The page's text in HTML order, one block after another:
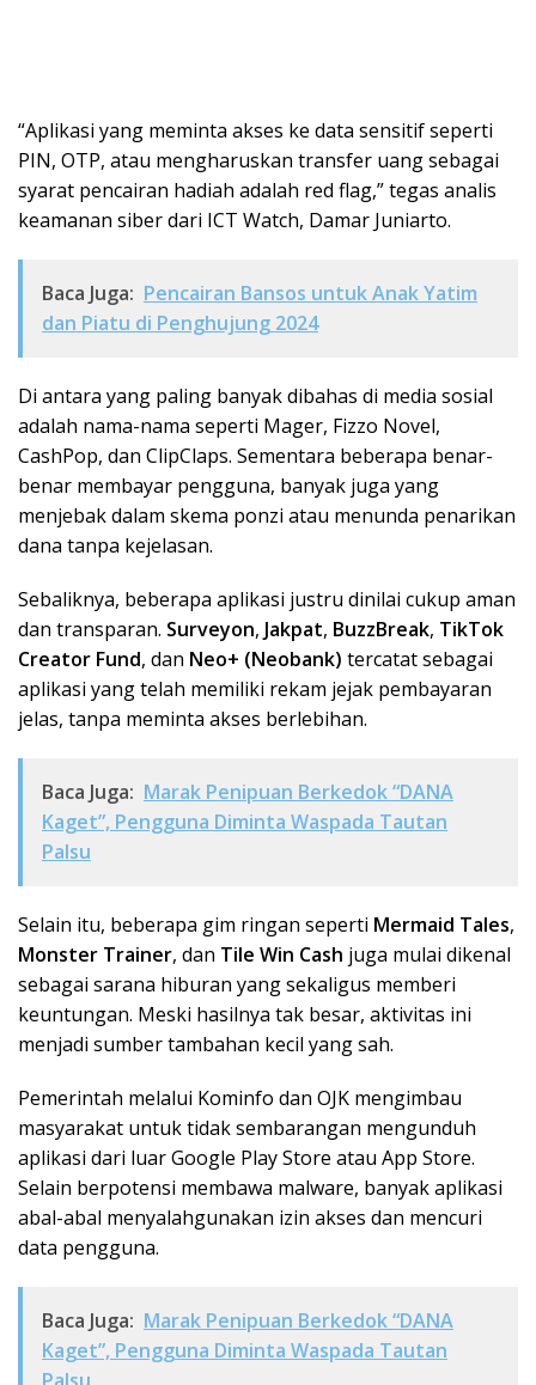
“Aplikasi yang meminta akses ke data sensitif seperti
PIN, OTP, atau mengharuskan transfer uang sebagai
syarat pencairan hadiah adalah red flag,” tegas analis
keamanan siber dari ICT Watch, Damar Juniarto.
Baca Juga: Pencairan Bansos untuk Anak Yatim
dan Piatu di Penghujung 2024
Di antara yang paling banyak dibahas di media sosial
adalah nama-nama seperti Mager, Fizzo Novel,
CashPop, dan ClipClaps. Sementara beberapa benar-
benar membayar pengguna, banyak juga yang
menjebak dalam skema ponzi atau menunda penarikan
dana tanpa kejelasan.
Sebaliknya, beberapa aplikasi justru dinilai cukup aman
dan transparan. Surveyon, Jakpat, BuzzBreak, TikTok
Creator Fund, dan Neo+ (Neobank) tercatat sebagai
aplikasi yang telah memiliki rekam jejak pembayaran
jelas, tanpa meminta akses berlebihan.
Baca Juga: Marak Penipuan Berkedok “DANA
Kaget”, Pengguna Diminta Waspada Tautan
Palsu
Selain itu, beberapa gim ringan seperti Mermaid Tales,
Monster Trainer, dan Tile Win Cash juga mulai dikenal
sebagai sarana hiburan yang sekaligus memberi
keuntungan. Meski hasilnya tak besar, aktivitas ini
menjadi sumber tambahan kecil yang sah.
Pemerintah melalui Kominfo dan OJK mengimbau
masyarakat untuk tidak sembarangan mengunduh
aplikasi dari luar Google Play Store atau App Store.
Selain berpotensi membawa malware, banyak aplikasi
abal-abal menyalahgunakan izin akses dan mencuri
data pengguna.
Baca Juga: Marak Penipuan Berkedok “DANA
Kaget”, Pengguna Diminta Waspada Tautan